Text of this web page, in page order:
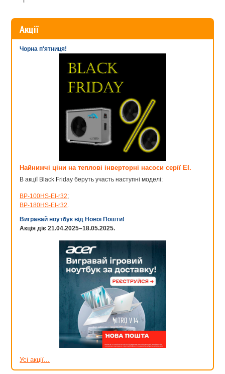
Акції
Чорна п'ятниця!
Найнижчі ціни на теплові інверторні насоси серії EI.
В акції Black Friday беруть участь наступні моделі:
BP-100HS-EI-r32;
BP-180HS-EI-r32.
Вигравай ноутбук від Нової Пошти!
Акція діє 21.04.2025–18.05.2025.
Усі акції...